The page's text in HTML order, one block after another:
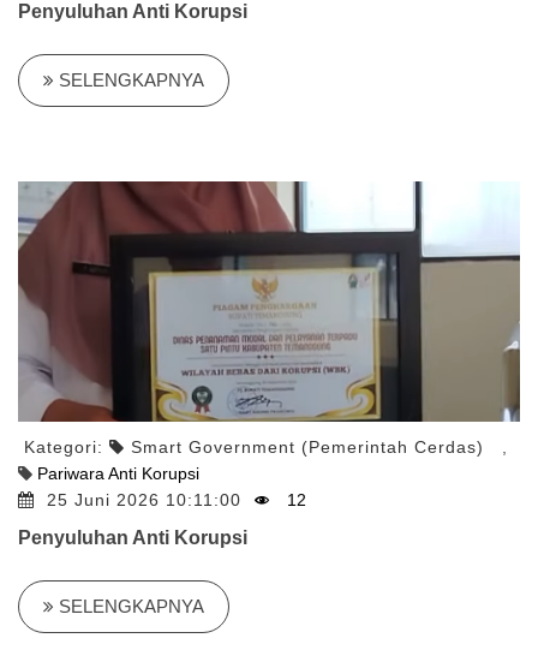
Penyuluhan Anti Korupsi
SELENGKAPNYA
Kategori: Smart Government (Pemerintah Cerdas)
Pariwara Anti Korupsi
25 Juni 2026 10:11:00
12
Penyuluhan Anti Korupsi
SELENGKAPNYA